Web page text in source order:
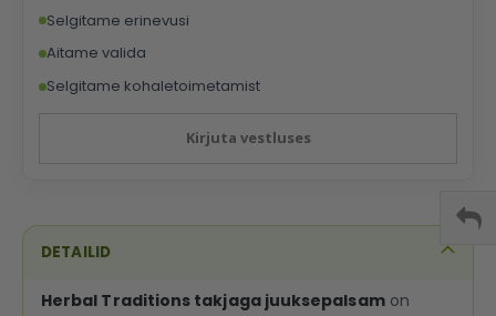
Selgitame erinevusi
Aitame valida
Selgitame kohaletoimetamist
Kirjuta vestluses
DETAILID
Herbal Traditions takjaga juuksepalsamon